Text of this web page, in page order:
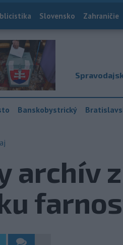
Slovensko Zahraničie
Banskobystrický
archív